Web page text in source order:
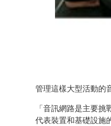
管理這樣大型活動的
「音訊網路是主要
代表裝置和基礎設施